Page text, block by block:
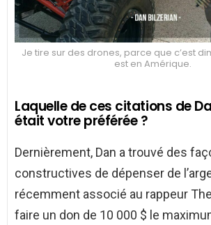
Je tire sur des drones, parce que c’est
est en Amérique.
Laquelle de ces citations de
était votre préférée ?
Dernièrement, Dan a trouvé des
constructives de dépenser de
récemment associé au rappeur
faire un don de 10 000 $ le